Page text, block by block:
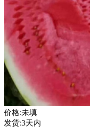
价格:未填
发货:3天内